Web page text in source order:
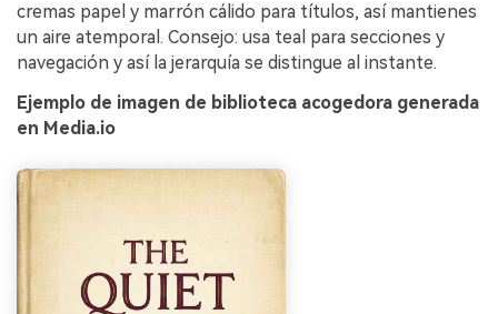
cremas papel y marrón cálido para títulos, así mantienes
un aire atemporal. Consejo: usa teal para secciones y
navegación y así la jerarquía se distingue al instante.
Ejemplo de imagen de biblioteca acogedora generada
en Media.io